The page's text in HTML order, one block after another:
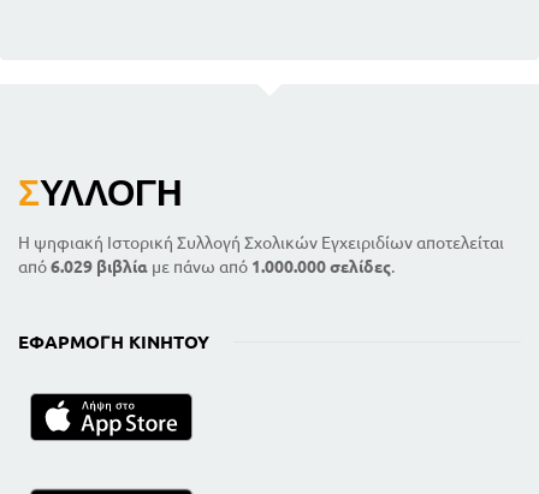
ΣΥΛΛΟΓΉ
Η ψηφιακή Ιστορική Συλλογή Σχολικών Εγχειριδίων αποτελείται
από6.029 βιβλία με πάνω από 1.000.000 σελίδες.
ΕΦΑΡΜΟΓΉ ΚΙΝΗΤΟΎ